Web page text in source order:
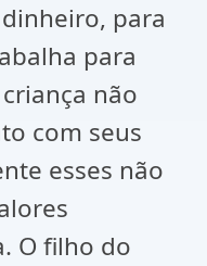
para
para
não
com seus
esses não
O filho do